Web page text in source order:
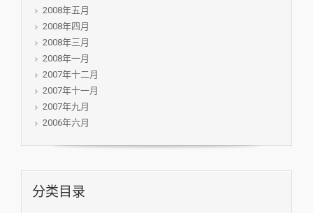
2008年五月
2008年四月
2008年三月
2008年一月
2007年十二月
2007年十一月
2007年九月
2006年六月
分类目录